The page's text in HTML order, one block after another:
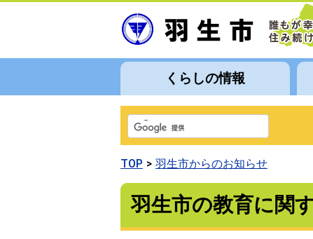
くらしの情報
TOP 羽生市からのお知らせ
羽生市の教育に関